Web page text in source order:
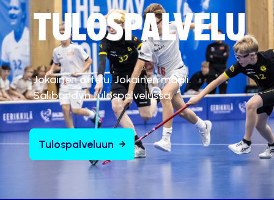
TULOSPALVELU
Jokainen ottelu. Jokainen maali.
Salibandyn tulospalvelussa.
Tulospalveluun